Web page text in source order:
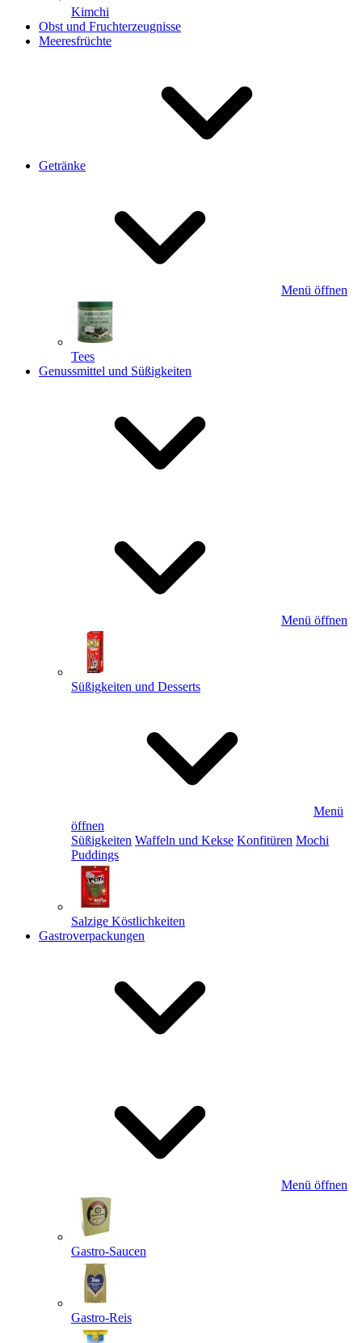
Kimchi
Obst und Fruchterzeugnisse
Meeresfrüchte
Getränke
Menü öffnen
Tees
Genussmittel und Süßigkeiten
Menü öffnen
Süßigkeiten und Desserts
Menü
öffnen
Süßigkeiten Waffeln und Kekse Konfitüren Mochi
Puddings
Salzige Köstlichkeiten
Gastroverpackungen
Menü öffnen
Gastro-Saucen
Gastro-Reis